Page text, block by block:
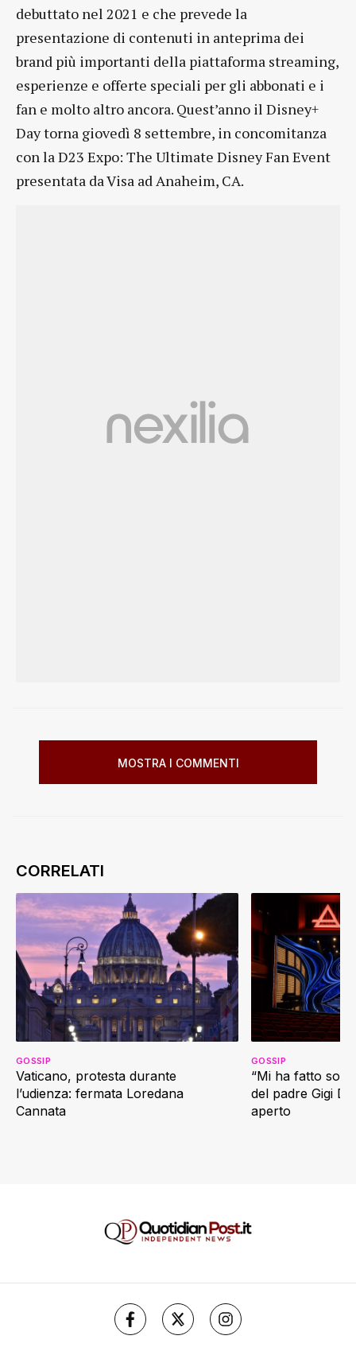
debuttato nel 2021 e che prevede la
presentazione di contenuti in anteprima dei
brand più importanti della piattaforma streaming,
esperienze e offerte speciali per gli abbonati e i
fan e molto altro ancora. Quest’anno il Disney+
Day torna giovedì 8 settembre, in concomitanza
con la D23 Expo: The Ultimate Disney Fan Event
presentata da Visa ad Anaheim, CA.
MOSTRA I COMMENTI
Vaticano, protesta durante
l’udienza: fermata Loredana
Cannata
GOSSIP
“Mi ha fatto
del padre Gigi
aperto
GOSSIP